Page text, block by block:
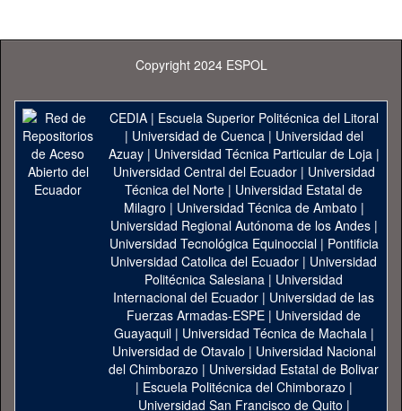
Copyright 2024 ESPOL
CEDIA| Escuela Superior Politécnica del Litoral
| Universidad de Cuenca| Universidad del
Azuay| Universidad Técnica Particular de Loja|
Universidad Central del Ecuador| Universidad
Técnica del Norte | Universidad Estatal de
Milagro | Universidad Técnica de Ambato |
Universidad Regional Autónoma de los Andes|
Universidad Tecnológica Equinoccial| Pontificia
Universidad Catolica del Ecuador | Universidad
Politécnica Salesiana | Universidad
Internacional del Ecuador | Universidad de las
Fuerzas Armadas-ESPE | Universidad de
Guayaquil| Universidad Técnica de Machala|
Universidad de Otavalo | Universidad Nacional
del Chimborazo | Universidad Estatal de Bolivar
| Escuela Politécnica del Chimborazo |
Universidad San Francisco de Quito |